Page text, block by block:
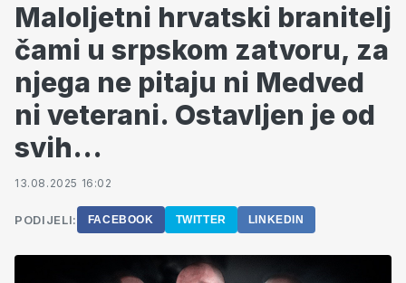
Maloljetni hrvatski branitelj
čami u srpskom zatvoru, za
njega ne pitaju ni Medved
ni veterani. Ostavljen je od
svih...
13.08.2025 16:02
PODIJELI: FACEBOOK TWITTER LINKEDIN